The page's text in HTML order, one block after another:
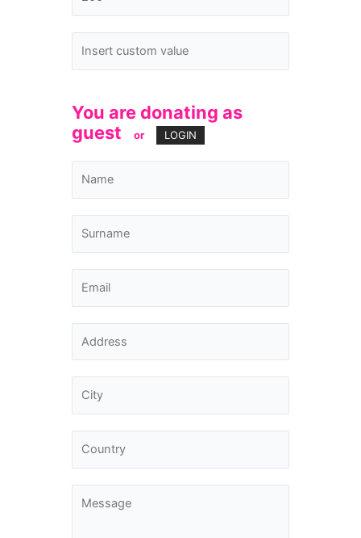
You are donating as
guest
or LOGIN